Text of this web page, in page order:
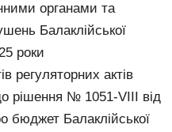
органами та
Балаклійської
роки
регуляторних актів
рішення № 1051-VIII від
бюджет Балаклійської